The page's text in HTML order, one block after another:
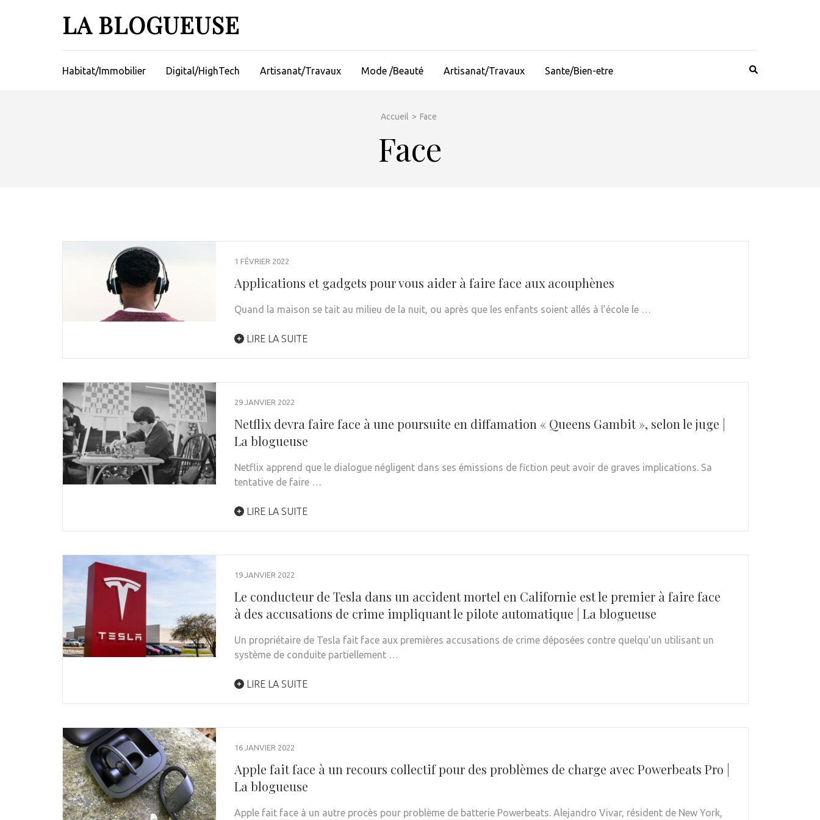
LA BLOGUEUSE
Habitat/Immobilier Digital/HighTech Artisanat/Travaux Mode /Beauté Artisanat/Travaux Sante/Bien-etre
Accueil > Face
Face
1 FÉVRIER 2022
Applications et gadgets pour vous aider à faire face aux acouphènes
Quand la maison se tait au milieu de la nuit, ou après que les enfants soient allés à l’école le …
LIRE LA SUITE
29 JANVIER 2022
Netflix devra faire face à une poursuite en diffamation « Queens Gambit », selon le juge |
La blogueuse
Netflix apprend que le dialogue négligent dans ses émissions de fiction peut avoir de graves implications. Sa
tentative de faire …
LIRE LA SUITE
19 JANVIER 2022
Le conducteur de Tesla dans un accident mortel en Californie est le premier à faire face
à des accusations de crime impliquant le pilote automatique | La blogueuse
Un propriétaire de Tesla fait face aux premières accusations de crime déposées contre quelqu’un utilisant un
système de conduite partiellement …
LIRE LA SUITE
16 JANVIER 2022
Apple fait face à un recours collectif pour des problèmes de charge avec Powerbeats Pro |
La blogueuse
Apple fait face à un autre procès pour problème de batterie Powerbeats. Alejandro Vivar, résident de New York,